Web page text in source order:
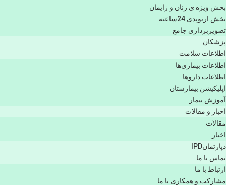
بخش ویژه ی زنان و زایمان
بخش ارتوپدی 24ساعته
تصویربرداری جامع
پزشكان
اطلاعات سلامت
اطلاعات بیماری‌ها
اطلاعات دارو‌ها
اپليكيشن بيمارستان
آموزش بیمار
اخبار و مقالات
مقالات
اخبار
دپارتمانIPD
تماس با ما
ارتباط با ما
مشاركت و همكاری با ما